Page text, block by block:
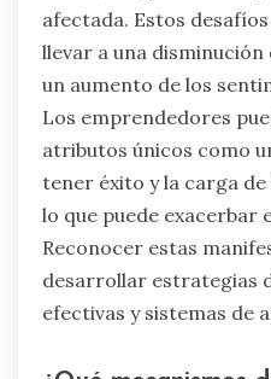
afectada. Estos
llevar a una
un aumento de los
Los emprendedores
atributos únicos como
tener éxito y la carga
lo que puede exacerbar
Reconocer estas
desarrollar estrategias
efectivas y sistemas de